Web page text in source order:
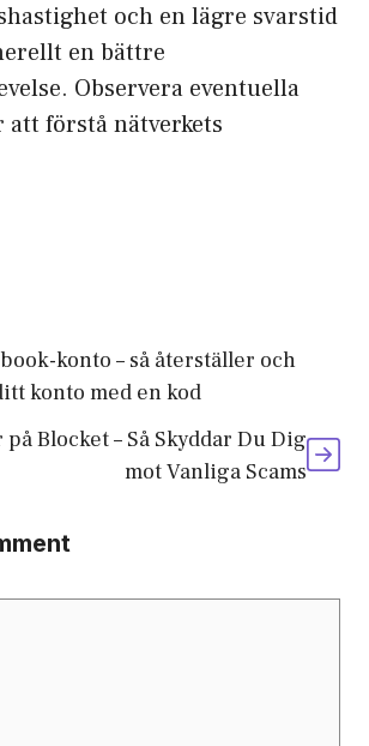
och en lägre svarstid
en bättre
Observera eventuella
att förstå nätverkets
konto – så återställer och
konto med en kod
Blocket – Så Skyddar Du Dig
mot Vanliga Scams